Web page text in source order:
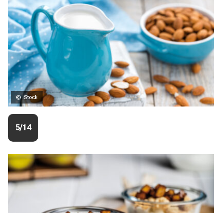
© iStock
5/14